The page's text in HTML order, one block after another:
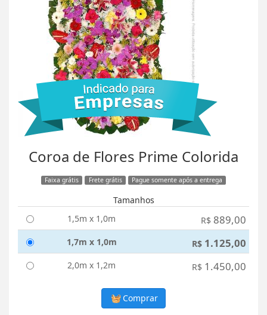
Coroa de Flores Prime Colorida
Faixa grátis Frete grátis Pague somente após a entrega
Tamanhos
1,5m x 1,0m
R$ 889,00
1,7m x 1,0m R$ 1.125,00
2,0m x 1,2m R$ 1.450,00
Comprar